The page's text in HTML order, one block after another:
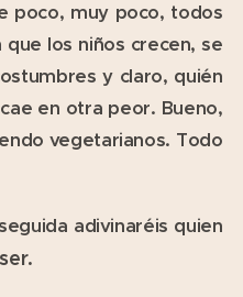
poco, muy poco, todos
los niños crecen, se
y claro, quién
en otra peor. Bueno,
vegetarianos. Todo
adivinaréis quien